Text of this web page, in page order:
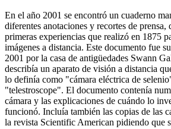
En el año 2001 se encontró un cuaderno
diferentes anotaciones y recortes de prensa,
primeras experiencias que realizó en 1875
imágenes a distancia. Este documento fue
2001 por la casa de antigüedades Swann
describía un aparato de visión a distancia
lo definía como "cámara eléctrica de
"telestroscope". El documento contenía
cámara y las explicaciones de cuándo lo
funcionó. Incluía también las copias de las
la revista Scientific American pidiendo que